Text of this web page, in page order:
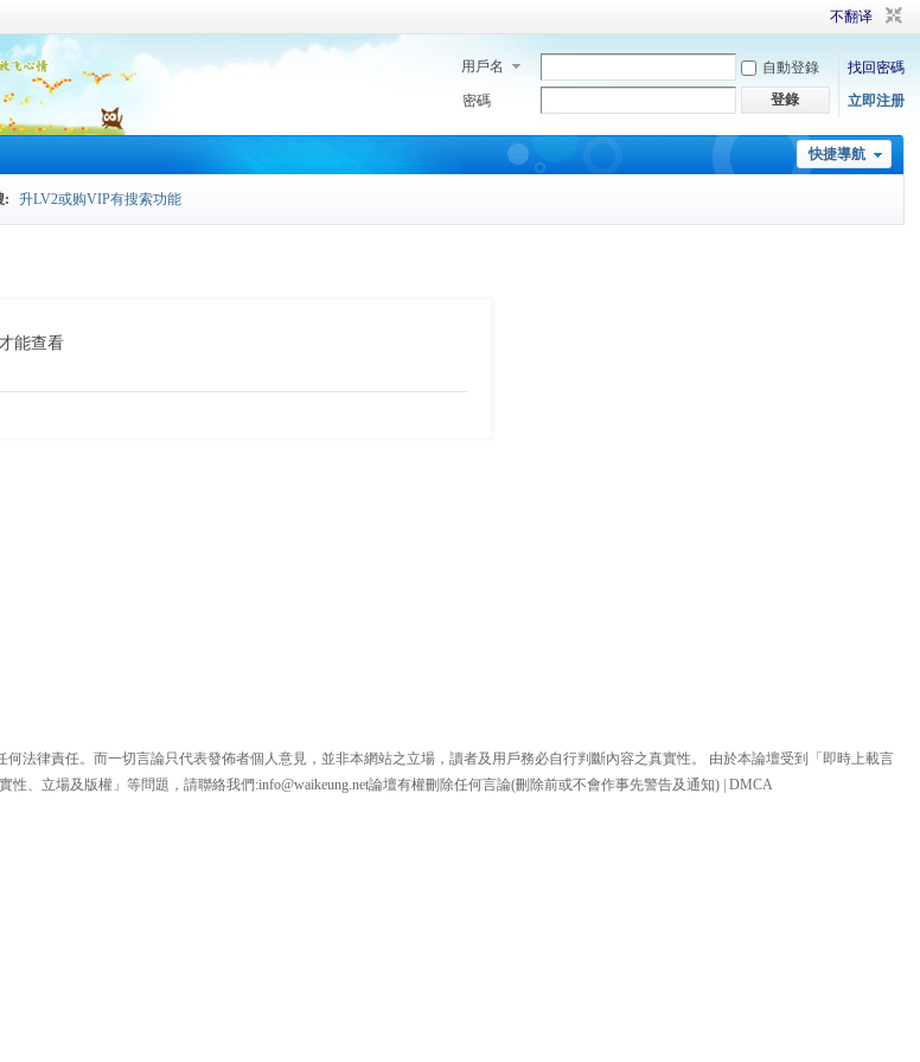
不翻译
用戶名 自動登錄
找回密碼
密碼
登錄 立即注册
快捷導航
: 升LV2或购VIP有搜索功能
能查看
法律責任。而一切言論只代表發佈者個人意見，並非本網站之立場，讀者及用戶務必自行判斷內容之真實性。 由於本論壇受到「即時上載言
性、立場及版權」等問題，請聯絡我們:info@waikeung.net論壇有權刪除任何言論(刪除前或不會作事先警告及通知) |DMCA